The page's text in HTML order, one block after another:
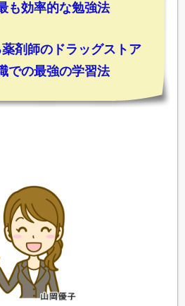
も効率的な勉強法
剤師のドラッグストア
での最強の学習法